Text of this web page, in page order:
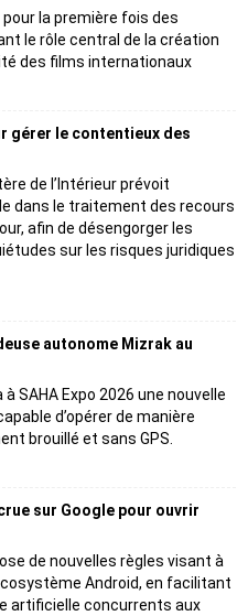
la première fois des
le rôle central de la création
des films internationaux
gérer le contentieux des
de l’Intérieur prévoit
dans le traitement des recours
afin de désengorger les
sur les risques juridiques
autonome Mizrak au
SAHA Expo 2026 une nouvelle
d’opérer de manière
brouillé et sans GPS.
sur Google pour ouvrir
de nouvelles règles visant à
Android, en facilitant
artificielle concurrents aux